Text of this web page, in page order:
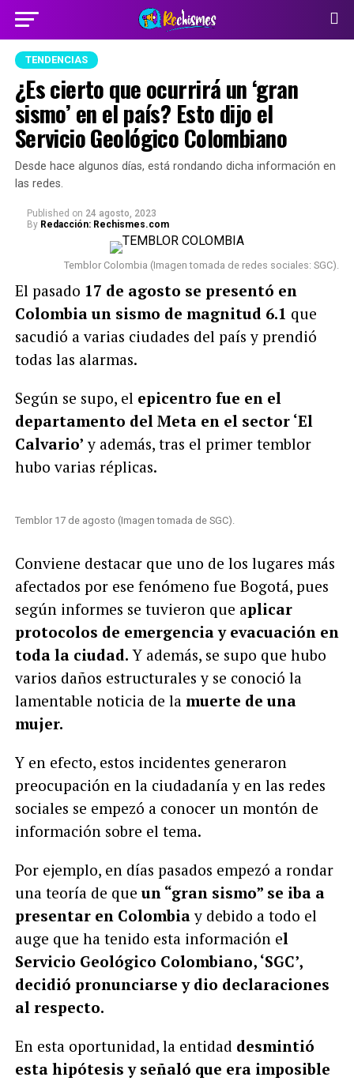
TENDENCIAS
¿Es cierto que ocurrirá un ‘gran
sismo’ en el país? Esto dijo el
Servicio Geológico Colombiano
Desde hace algunos días, está rondando dicha información en
las redes.
Published on 24 agosto, 2023
By Redacción: Rechismes.com
Temblor Colombia (Imagen tomada de redes sociales: SGC).
El pasado 17 de agosto se presentó en
Colombia un sismo de magnitud 6.1 que
sacudió a varias ciudades del país y prendió
todas las alarmas.
Según se supo, el epicentro fue en el
departamento del Meta en el sector ‘El
Calvario’ y además, tras el primer temblor
hubo varias réplicas.
Temblor 17 de agosto (Imagen tomada de SGC).
Conviene destacar que uno de los lugares más
afectados por ese fenómeno fue Bogotá, pues
según informes se tuvieron que aplicar
protocolos de emergencia y evacuación en
toda la ciudad. Y además, se supo que hubo
varios daños estructurales y se conoció la
lamentable noticia de la muerte de una
mujer.
Y en efecto, estos incidentes generaron
preocupación en la ciudadanía y en las redes
sociales se empezó a conocer un montón de
información sobre el tema.
Por ejemplo, en días pasados empezó a rondar
una teoría de que un “gran sismo” se iba a
presentar en Colombiay debido a todo el
auge que ha tenido esta información el
Servicio Geológico Colombiano, ‘SGC’,
decidió pronunciarse y dio declaraciones
al respecto.
En esta oportunidad, la entidad desmintió
esta hipótesis y señaló que era imposible